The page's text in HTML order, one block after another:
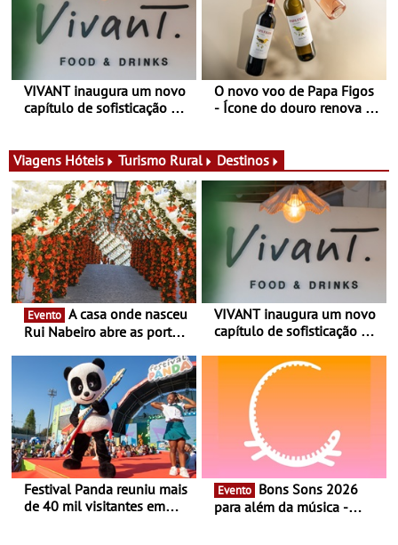
VIVANT inaugura um novo
capítulo de sofisticação no
na Quinta do Lago com
uma experiência que une
gastronomia mediterrânica,
cocktails de assinatura e
música
O novo voo de Papa Figos
- Ícone do douro renova a
líder
Viagens Hóteis Turismo Rural Destinos
Evento
Rui Nabeiro abre as portas
Povo de Campo Maior -
Festas decorrem entre 8 e
16 de agosto
VIVANT inaugura um novo
capítulo de sofisticação no
gerência, o Vivant reabre
na Quinta do Lago com
uma experiência que une
gastronomia mediterrânica,
cocktails de assinatura e
música
Festival Panda reuniu mais
de 40 mil visitantes em
Evento
para além da música -